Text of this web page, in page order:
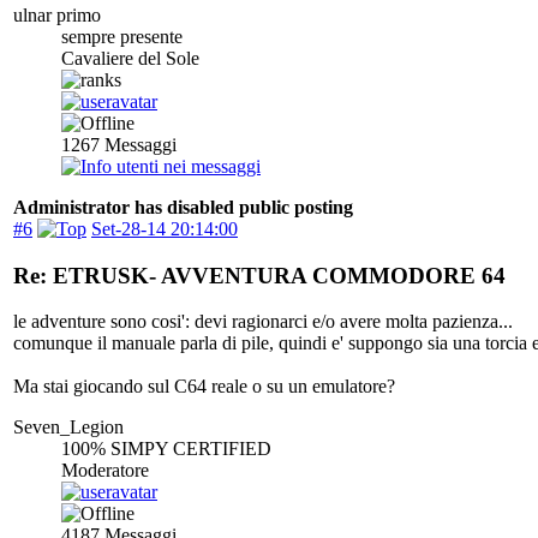
ulnar primo
sempre presente
Cavaliere del Sole
1267 Messaggi
Administrator has disabled public posting
#6
Set-28-14 20:14:00
Re: ETRUSK- AVVENTURA COMMODORE 64
le adventure sono cosi': devi ragionarci e/o avere molta pazienza...
comunque il manuale parla di pile, quindi e' suppongo sia una torcia
Ma stai giocando sul C64 reale o su un emulatore?
Seven_Legion
100% SIMPY CERTIFIED
Moderatore